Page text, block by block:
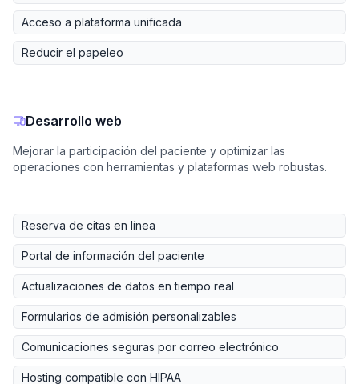
Acceso a plataforma unificada
Reducir el papeleo
Desarrollo web
Mejorar la participación del paciente y optimizar las
operaciones con herramientas y plataformas web robustas.
Reserva de citas en línea
Portal de información del paciente
Actualizaciones de datos en tiempo real
Formularios de admisión personalizables
Comunicaciones seguras por correo electrónico
Hosting compatible con HIPAA